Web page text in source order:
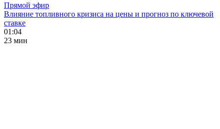
Прямой эфир
Влияние топливного кризиса на цены и прогноз по ключевой
ставке
01:04
23 мин